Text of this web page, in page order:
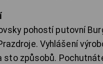
pohostí putovní
Vyhlášení
sto způsobů.